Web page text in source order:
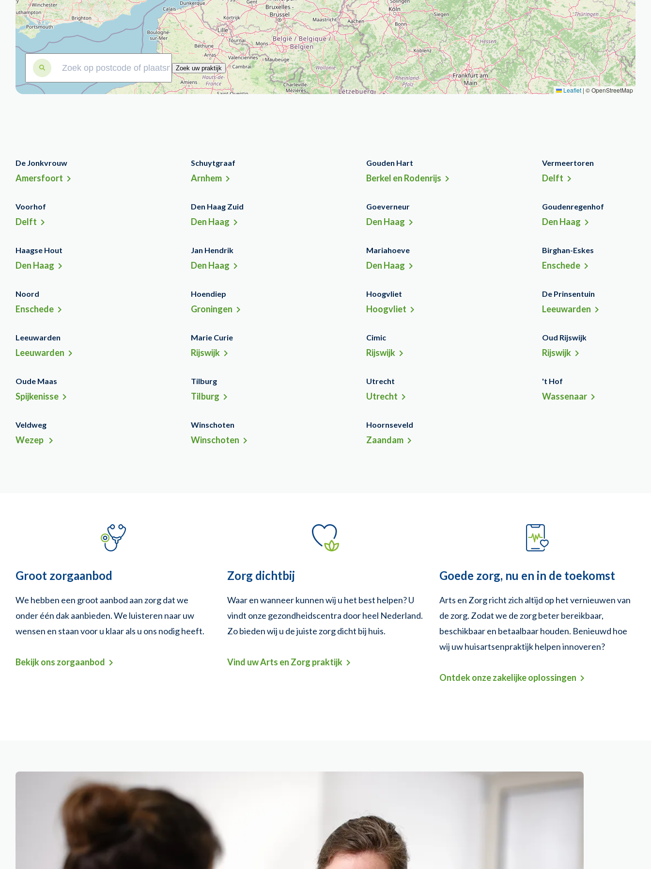
Leaflet | © OpenStreetMap
De Jonkvrouw
Amersfoort
Schuytgraaf
Arnhem
Gouden Hart
Berkel en Rodenrijs
Vermeertoren
Delft
Voorhof
Delft
Den Haag Zuid
Den Haag
Goeverneur
Den Haag
Goudenregenhof
Den Haag
Haagse Hout
Den Haag
Jan Hendrik
Den Haag
Mariahoeve
Den Haag
Birghan-Eskes
Enschede
Noord
Enschede
Hoendiep
Groningen
Hoogvliet
Hoogvliet
De Prinsentuin
Leeuwarden
Leeuwarden
Leeuwarden
Marie Curie
Rijswijk
Cimic
Rijswijk
Oud Rijswijk
Rijswijk
Oude Maas
Spijkenisse
Tilburg
Tilburg
Utrecht
Utrecht
't Hof
Wassenaar
Veldweg
Wezep
Winschoten
Winschoten
Hoornseveld
Zaandam
Groot zorgaanbod
We hebben een groot aanbod aan zorg dat we
onder één dak aanbieden. We luisteren naar uw
wensen en staan voor u klaar als u ons nodig heeft.
Bekijk ons zorgaanbod
Zorg dichtbij
Waar en wanneer kunnen wij u het best helpen? U
vindt onze gezondheidscentra door heel Nederland.
Zo bieden wij u de juiste zorg dicht bij huis.
Vind uw Arts en Zorg praktijk
Goede zorg, nu en in de toekomst
Arts en Zorg richt zich altijd op het vernieuwen van
de zorg. Zodat we de zorg beter bereikbaar,
beschikbaar en betaalbaar houden. Benieuwd hoe
wij uw huisartsenpraktijk helpen innoveren?
Ontdek onze zakelijke oplossingen